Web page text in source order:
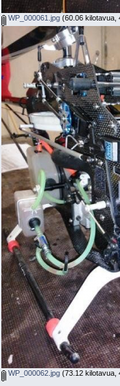
WP_000061.jpg(60.06 kilotavua,
WP_000062.jpg(73.12 kilotavua,